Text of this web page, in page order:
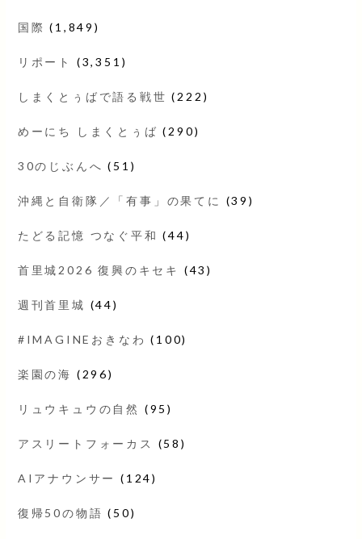
国際 (1,849)
リポート (3,351)
しまくとぅばで語る戦世 (222)
めーにち しまくとぅば (290)
30のじぶんへ (51)
沖縄と自衛隊／「有事」の果てに (39)
たどる記憶 つなぐ平和 (44)
首里城2026 復興のキセキ (43)
週刊首里城 (44)
#IMAGINEおきなわ (100)
楽園の海 (296)
リュウキュウの自然 (95)
アスリートフォーカス (58)
AIアナウンサー (124)
復帰50の物語 (50)